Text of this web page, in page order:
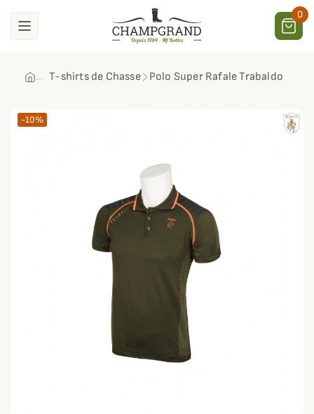
0
T-shirts de Chasse Polo Super Rafale Trabaldo
-10%